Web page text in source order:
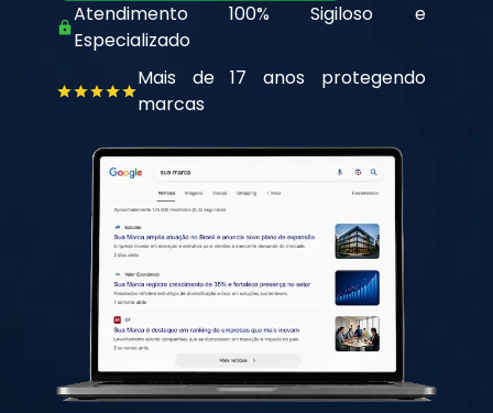
Atendimento 100% Sigiloso e
Especializado
Mais de 17 anos protegendo
marcas